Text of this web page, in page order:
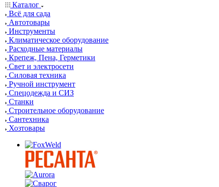
Каталог
Всё для сада
Автотовары
Инструменты
Климатическое оборудование
Расходные материалы
Крепеж, Пена, Герметики
Свет и электросети
Силовая техника
Ручной инструмент
Спецодежда и СИЗ
Станки
Строительное оборудование
Сантехника
Хозтовары